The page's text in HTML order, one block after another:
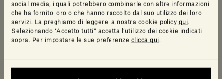
social media, i quali potrebbero combinarle con altre informazioni
che ha fornito loro o che hanno raccolto dal suo utilizzo dei loro
servizi. La preghiamo di leggere la nostra cookie policy qui
Selezionando “Accetto tutti” accetta l’utilizzo dei cookie indicati
sopra. Per impostare le sue preferenze clicca qui
Disegni Sketchup